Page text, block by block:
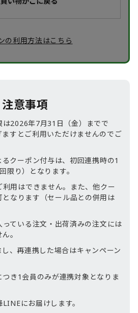
の利用方法はこちら
注意事項
は2026年7月31日（金）までで
すとご利用いただけませんのでご
クーポン付与は、初回連携時の1
限り）となります。
用はできません。また、他クー
なります（セール品との併用は
ている注文・出荷済みの注文には
。
、再連携した場合はキャンペーン
き1会員のみが連携対象となりま
にお届けします。